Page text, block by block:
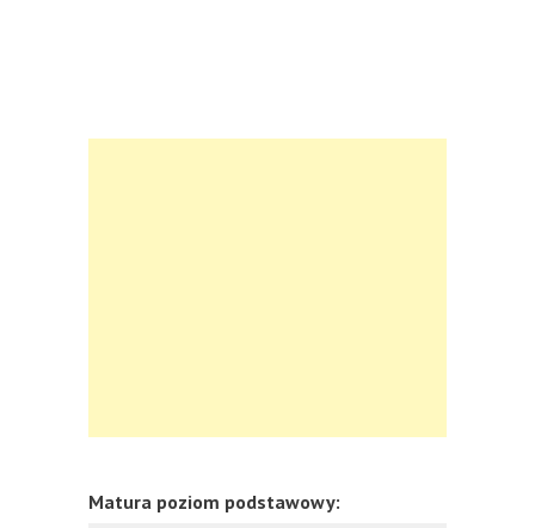
Matura poziom podstawowy: